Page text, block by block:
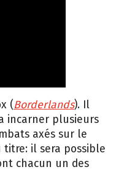
(Borderlands). Il
incarner plusieurs
axés sur le
titre: il sera possible
chacun un des